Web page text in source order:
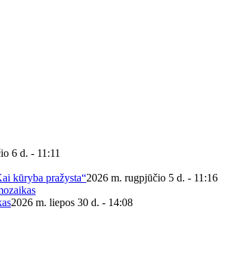
6 d. - 11:11
kūryba pražysta“2026 m. rugpjūčio 5 d. - 11:16
2026 m. liepos 30 d. - 14:08